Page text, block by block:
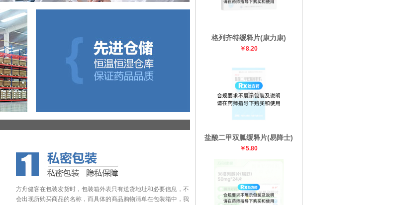
方舟健客在包装发货时，包装箱外表只有送货地址和必要信息，不
会出现所购买商品的名称，而具体的商品购物清单在包装箱中，我
格列齐特缓释片(康力康)
￥8.20
盐酸二甲双胍缓释片(易降士)
￥5.80